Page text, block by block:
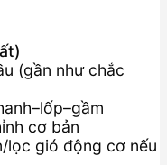
(gần như chắc
cơ bản
lọc gió động cơ nếu